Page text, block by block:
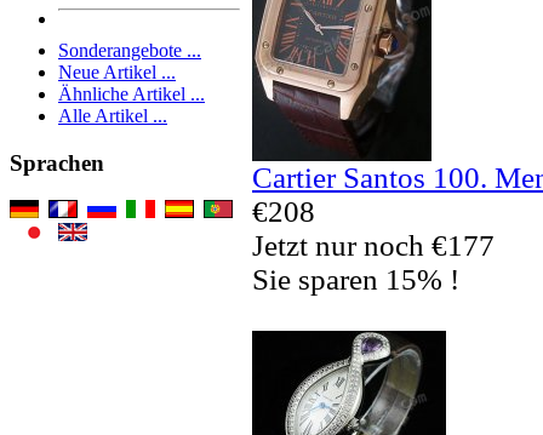
Sonderangebote ...
Neue Artikel ...
Ähnliche Artikel ...
Alle Artikel ...
Sprachen
Cartier Santos 100.
€208
Jetzt nur noch €177
Sie sparen 15% !